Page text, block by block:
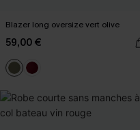
Blazer long oversize vert olive
59,00 €